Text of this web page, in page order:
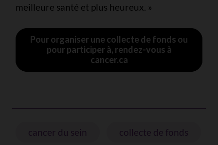
meilleure santé et plus heureux. »
Pour organiser une collecte de fonds ou
pour participer à, rendez-vous à
cancer.ca
cancer du sein collecte de fonds